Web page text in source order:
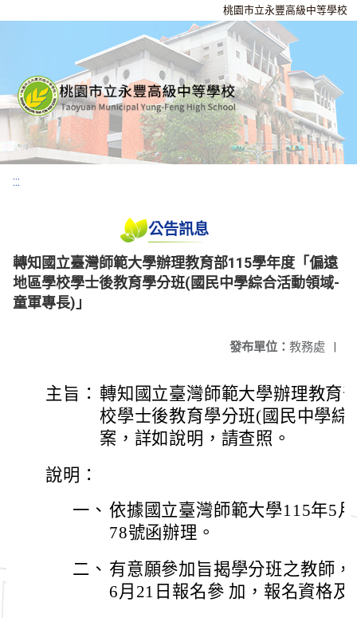
桃園市立永豐高級中等學校
:::
公告訊息
轉知國立臺灣師範大學辦理教育部115學年度「偏遠
地區學校學士後教育學分班(國民中學綜合活動領域-
童軍專長)」
發布單位： 教務處 |
主旨： 轉知國立臺灣師範大學辦理教育
校學士後教育學分班(國民中學
案，詳如說明，請查照。
說明：
一、 依據國立臺灣師範大學115年5
78號函辦理。
二、 有意願參加旨揭學分班之教師
6月21日報名參 加，報名資格